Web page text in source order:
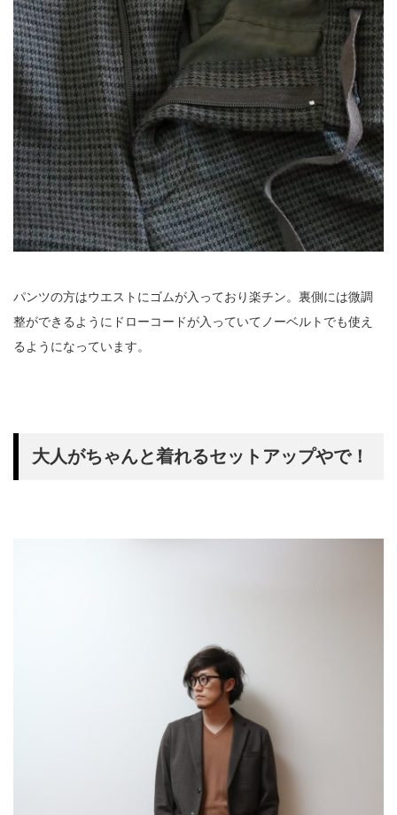
パンツの方はウエストにゴムが入っており楽チン。裏側には微調
整ができるようにドローコードが入っていてノーベルトでも使え
るようになっています。
大人がちゃんと着れるセットアップやで！